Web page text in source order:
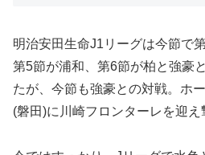
明治安田生命J1リーグは今節で第
第5節が浦和、第6節が柏と強豪
たが、今節も強豪との対戦。ホ
(磐田)に川崎フロンターレを迎え